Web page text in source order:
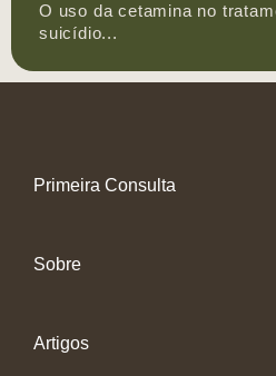
O uso da cetamina no
suicídio...
Primeira Consulta
Sobre
Artigos